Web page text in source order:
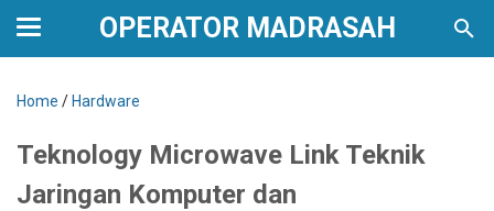
OPERATOR MADRASAH
Home / Hardware
Teknology Microwave Link Teknik
Jaringan Komputer dan